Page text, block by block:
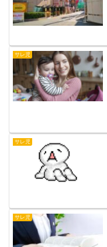
サレ児
サレ児
サレ児